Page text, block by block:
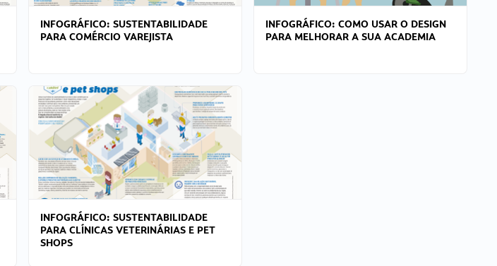
INFOGRÁFICO: SUSTENTABILIDADE
PARA COMÉRCIO VAREJISTA
INFOGRÁFICO: COMO USAR O DESIGN
PARA MELHORAR A SUA ACADEMIA
INFOGRÁFICO: SUSTENTABILIDADE
PARA CLÍNICAS VETERINÁRIAS E PET
SHOPS